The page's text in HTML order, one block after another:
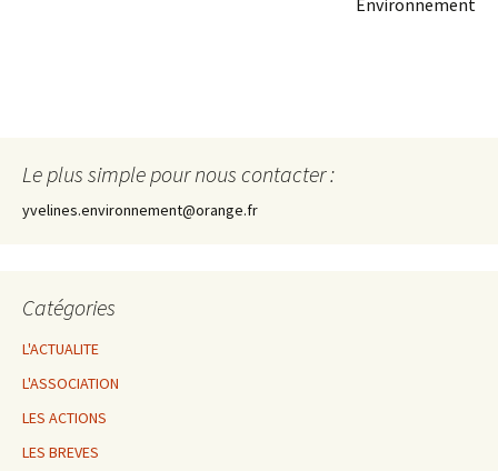
Environnement
Le plus simple pour nous contacter :
yvelines.environnement@orange.fr
Catégories
L'ACTUALITE
L'ASSOCIATION
LES ACTIONS
LES BREVES